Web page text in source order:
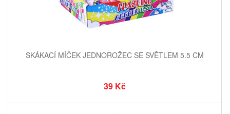
SKÁKACÍ MÍČEK JEDNOROŽEC SE SVĚTLEM 5.5 CM
39 Kč